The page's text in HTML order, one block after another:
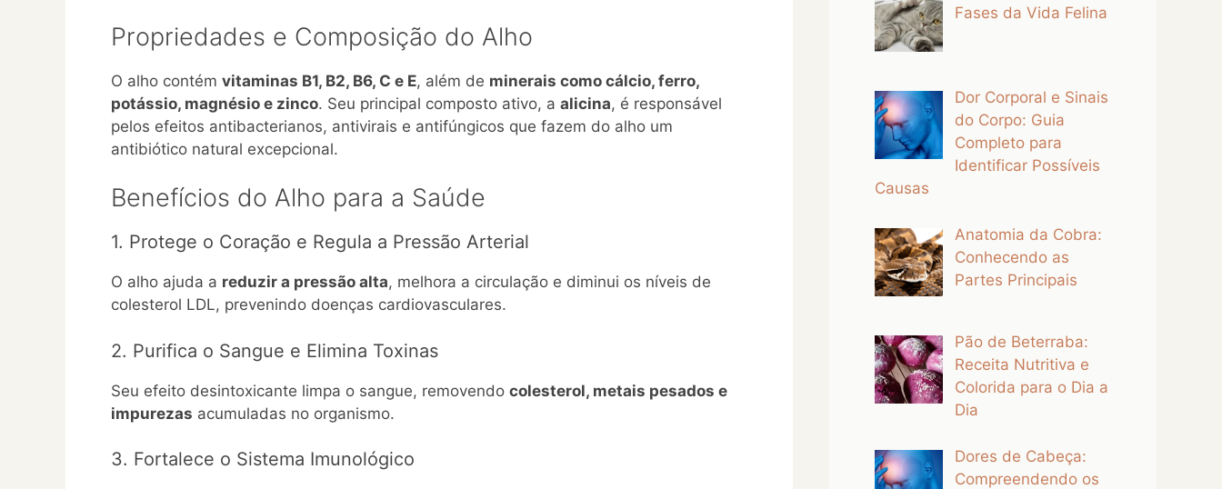
Propriedades e Composição do Alho
O alho contém vitaminas B1, B2, B6, C e E, além de minerais como cálcio, ferro,
potássio, magnésio e zinco. Seu principal composto ativo, a alicina, é responsável
pelos efeitos antibacterianos, antivirais e antifúngicos que fazem do alho um
antibiótico natural excepcional.
Benefícios do Alho para a Saúde
1. Protege o Coração e Regula a Pressão Arterial
O alho ajuda a reduzir a pressão alta, melhora a circulação e diminui os níveis de
colesterol LDL, prevenindo doenças cardiovasculares.
2. Purifica o Sangue e Elimina Toxinas
Seu efeito desintoxicante limpa o sangue, removendo colesterol, metais pesados e
impurezas acumuladas no organismo.
3. Fortalece o Sistema Imunológico
Fases da Vida Felina
Dor Corporal e Sinais
do Corpo: Guia
Completo para
Identificar Possíveis
Causas
Anatomia da Cobra:
Conhecendo as
Partes Principais
Pão de Beterraba:
Receita Nutritiva e
Colorida para o Dia a
Dia
Dores de Cabeça:
Compreendendo os